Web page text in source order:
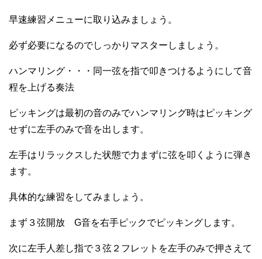
早速練習メニューに取り込みましょう。
必ず必要になるのでしっかりマスターしましょう。
ハンマリング・・・同一弦を指で叩きつけるようにして音
程を上げる奏法
ピッキングは最初の音のみでハンマリング時はピッキング
せずに左手のみで音を出します。
左手はリラックスした状態で力まずに弦を叩くように弾き
ます。
具体的な練習をしてみましょう。
まず３弦開放 G音を右手ピックでピッキングします。
次に左手人差し指で３弦２フレットを左手のみで押さえて